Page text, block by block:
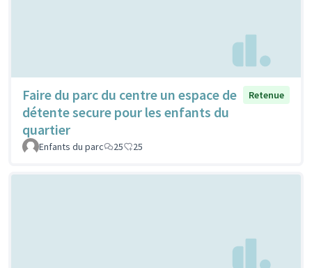
Faire du parc du centre un espace de
détente secure pour les enfants du
quartier
Retenue
Enfants du parc 25 25